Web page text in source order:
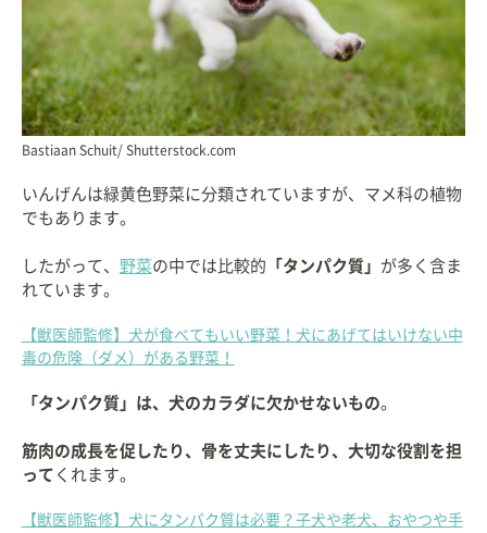
Bastiaan Schuit/ Shutterstock.com
いんげんは緑黄色野菜に分類されていますが、マメ科の植物
でもあります。
したがって、 野菜の中では比較的 「タンパク質」 が多く含ま
れています。
【獣医師監修】犬が食べてもいい野菜！犬にあげてはいけない中
毒の危険（ダメ）がある野菜！
「タンパク質」は、犬のカラダに欠かせないもの。
筋肉の成長を促したり、骨を丈夫にしたり、大切な役割を担
って くれます。
【獣医師監修】犬にタンパク質は必要？子犬や老犬、おやつや手